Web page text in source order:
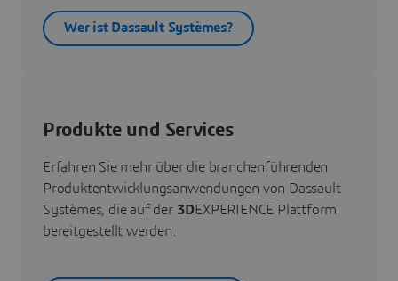
Wer ist Dassault Systèmes?
Produkte und Services
Erfahren Sie mehr über die branchenführenden
Produktentwicklungsanwendungen von Dassault
Systèmes, die auf der 3DEXPERIENCE Plattform
bereitgestellt werden.